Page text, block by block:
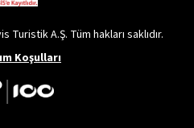
A.Ş. Tüm hakları saklıdır.
Koşulları